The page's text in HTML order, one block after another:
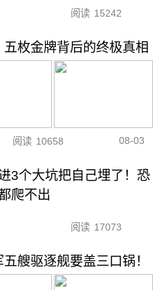
阅读 15242
枚金牌背后的终极真相
阅读 10658 08-03
3个大坑把自己埋了！恐
爬不出
阅读 17073
艘驱逐舰要盖三口锅！